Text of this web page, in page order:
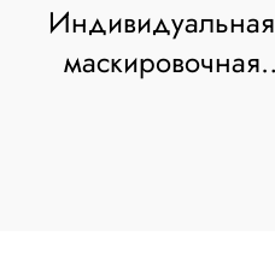
Индивидуальная
маскировочная